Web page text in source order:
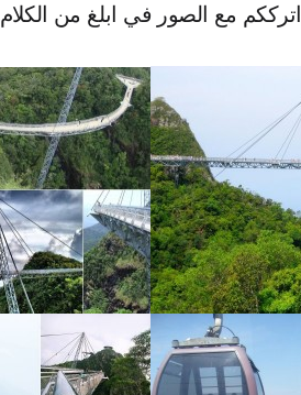
اترككم مع الصور في ابلغ من الكلام